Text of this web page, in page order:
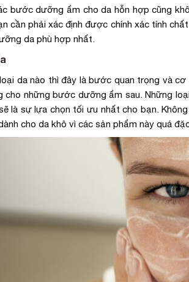
bước dưỡng ẩm cho da hỗn hợp cũng
cần phải xác định được chính xác tính
da phù hợp nhất.
da nào thì đây là bước quan trọng và
cho những bước dưỡng ẩm sau. Những
là sự lựa chọn tối ưu nhất cho bạn.
cho da khô vì các sản phẩm này quá